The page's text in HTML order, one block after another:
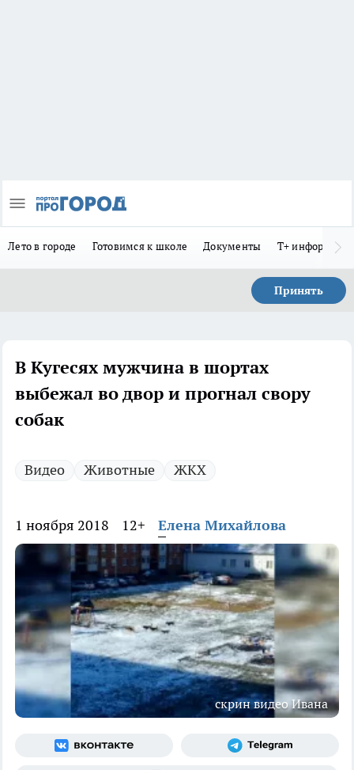
Лето в городе Готовимся к школе Документы Т+
Принять
В Кугесях мужчина в шортах
выбежал во двор и прогнал свору
собак
Видео Животные ЖКХ
1 ноября 2018 12+ Елена Михайлова
скрин видео Ивана